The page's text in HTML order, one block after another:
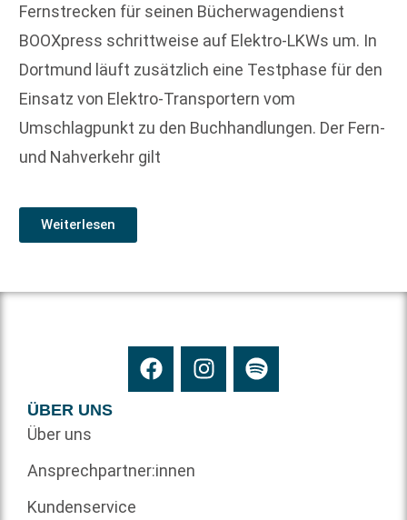
Fernstrecken für seinen Bücherwagendienst
BOOXpress schrittweise auf Elektro-LKWs um. In
Dortmund läuft zusätzlich eine Testphase für den
Einsatz von Elektro-Transportern vom
Umschlagpunkt zu den Buchhandlungen. Der Fern-
und Nahverkehr gilt
Weiterlesen
ÜBER UNS
Über uns
Ansprechpartner:innen
Kundenservice